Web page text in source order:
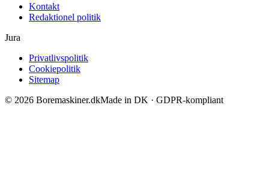
Kontakt
Redaktionel politik
Jura
Privatlivspolitik
Cookiepolitik
Sitemap
© 2026 Boremaskiner.dkMade in DK · GDPR-kompliant